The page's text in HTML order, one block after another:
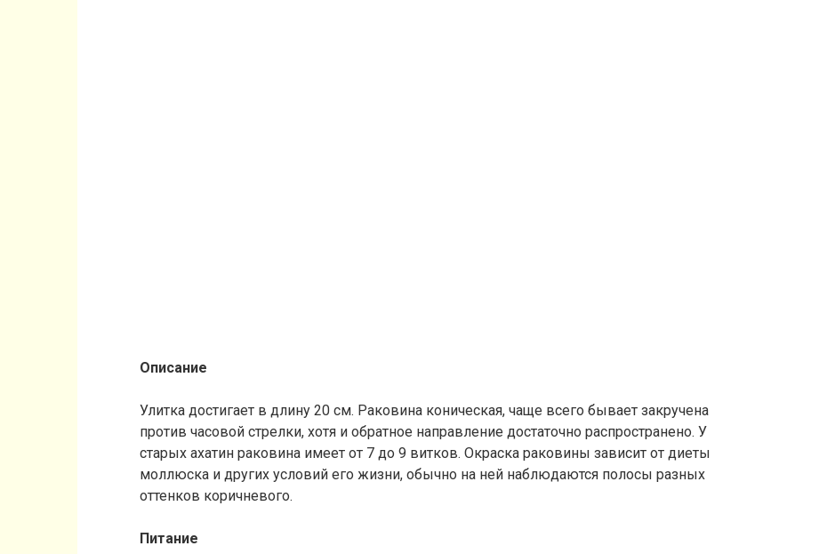
Описание
Улитка достигает в длину 20 см. Раковина коническая, чаще всего бывает закручена
против часовой стрелки, хотя и обратное направление достаточно распространено. У
старых ахатин раковина имеет от 7 до 9 витков. Окраска раковины зависит от диеты
моллюска и других условий его жизни, обычно на ней наблюдаются полосы разных
оттенков коричневого.
Питание